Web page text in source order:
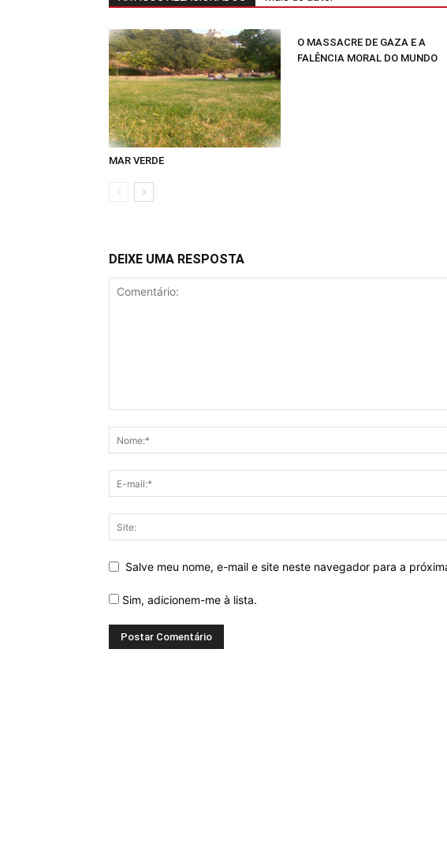
MAR VERDE
O MASSACRE DE GAZA E A
FALÊNCIA MORAL DO MUNDO
DEIXE UMA RESPOSTA
Salve meu nome, e-mail e site neste navegador para a
Sim, adicionem-me à lista.